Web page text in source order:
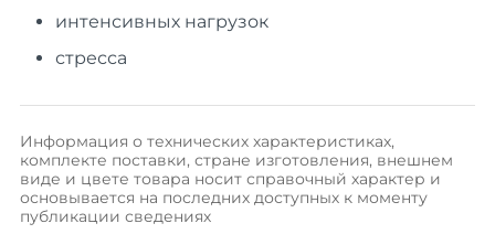
интенсивных нагрузок
стресса
Информация о технических характеристиках,
комплекте поставки, стране изготовления, внешнем
виде и цвете товара носит справочный характер и
основывается на последних доступных к моменту
публикации сведениях